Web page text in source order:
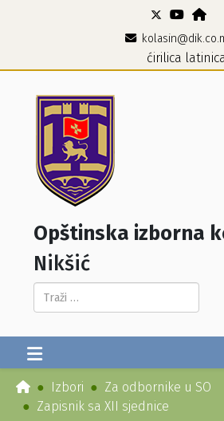
ćirilica
Opštinska izborna
Nikšić
Pretraga...
Izbori
Za odbornike u SO
Zapisnik sa XII sjednice